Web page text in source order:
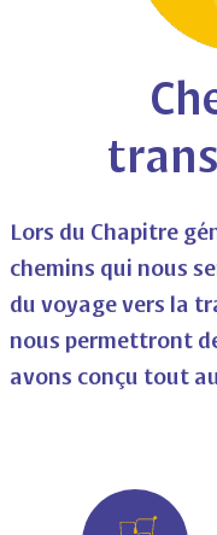
Lors du Chapitre
chemins qui nous
du voyage vers la
nous permettront
avons conçu tout